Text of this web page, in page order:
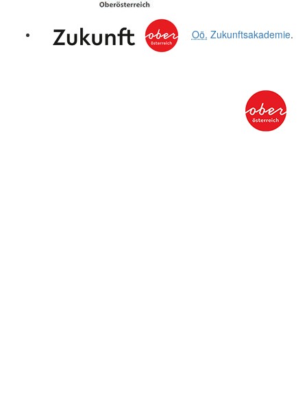
Oö. Zukunftsakademie.